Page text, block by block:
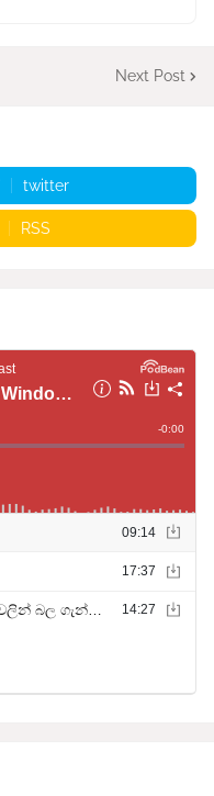
Next Post
twitter
RSS